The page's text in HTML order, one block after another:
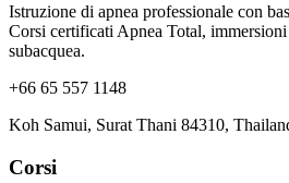
Istruzione di apnea professionale con
Corsi certificati Apnea Total,
subacquea.
+66 65 557 1148
Koh Samui, Surat Thani 84310,
Corsi